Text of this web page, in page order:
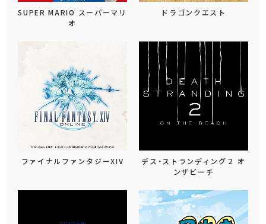
SUPER MARIO スーパーマリ
オ
ドラゴンクエスト
ファイナルファンタジーXIV
デス・ストランディング２ オ
ンザビーチ